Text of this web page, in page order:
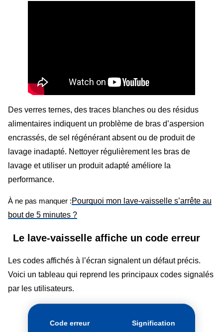
Des verres ternes, des traces blanches ou des résidus
alimentaires indiquent un problème de bras d’aspersion
encrassés, de sel régénérant absent ou de produit de
lavage inadapté. Nettoyer régulièrement les bras de
lavage et utiliser un produit adapté améliore la
performance.
À ne pas manquer :Pourquoi mon lave-vaisselle s’arrête au
bout de 5 minutes ?
Le lave-vaisselle affiche un code erreur
Les codes affichés à l’écran signalent un défaut précis.
Voici un tableau qui reprend les principaux codes signalés
par les utilisateurs.
Code erreur Signification